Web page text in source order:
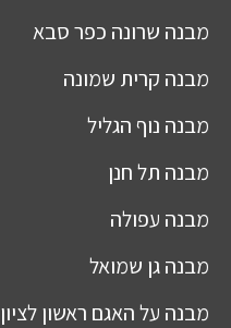
מבנה שרונה כפר סבא
מבנה קרית שמונה
מבנה נוף הגליל
מבנה תל חנן
מבנה עפולה
מבנהגן שמואל
מבנה על האגם ראשון לציון